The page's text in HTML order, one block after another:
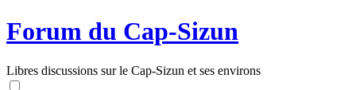
Forum du Cap-Sizun
Libres discussions sur le Cap-Sizun et ses environs